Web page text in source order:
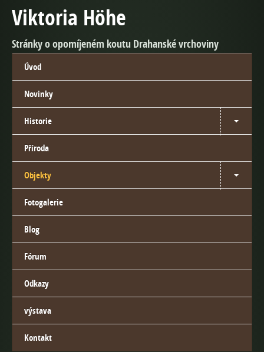
Viktoria Höhe
Stránky o opomíjeném koutu Drahanské vrchoviny
Úvod
Novinky
Historie
Příroda
Objekty
Fotogalerie
Blog
Fórum
Odkazy
výstava
Kontakt